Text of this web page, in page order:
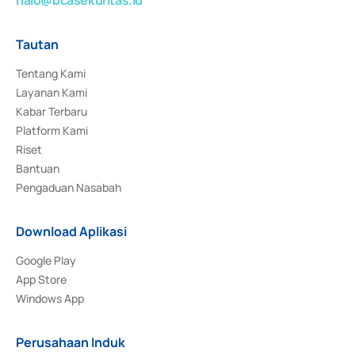
Tautan
Tentang Kami
Layanan Kami
Kabar Terbaru
Platform Kami
Riset
Bantuan
Pengaduan Nasabah
Download Aplikasi
Google Play
App Store
Windows App
Perusahaan Induk